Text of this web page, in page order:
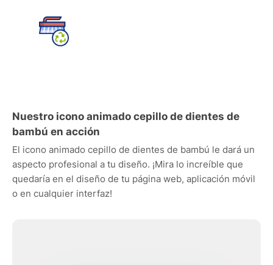
Nuestro icono animado cepillo de dientes de
bambú en acción
El icono animado cepillo de dientes de bambú le dará un
aspecto profesional a tu diseño. ¡Mira lo increíble que
quedaría en el diseño de tu página web, aplicación móvil
o en cualquier interfaz!